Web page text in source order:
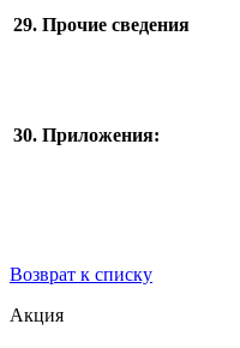
29. Прочие сведения
30. Приложения:
Возврат к списку
Акция